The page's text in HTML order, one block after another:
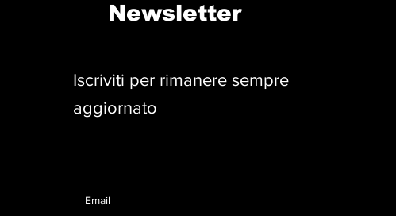
Newsletter
Iscriviti per rimanere sempre
aggiornato